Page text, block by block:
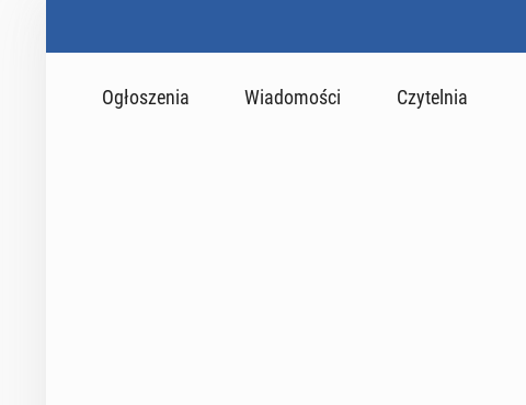
Ogłoszenia Wiadomości Czytelnia